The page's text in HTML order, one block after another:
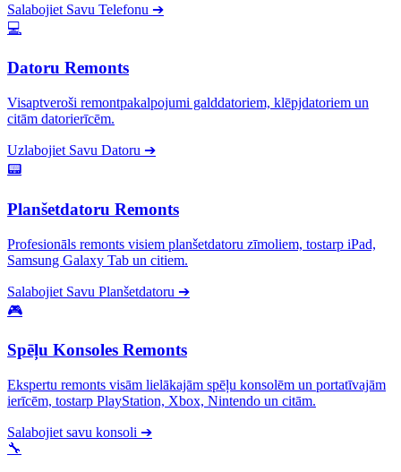
Salabojiet Savu Telefonu ➔
💻
Datoru Remonts
Visaptveroši remontpakalpojumi galddatoriem, klēpjdatoriem un
citām datorierīcēm.
Uzlabojiet Savu Datoru ➔
📟
Planšetdatoru Remonts
Profesionāls remonts visiem planšetdatoru zīmoliem, tostarp iPad,
Samsung Galaxy Tab un citiem.
Salabojiet Savu Planšetdatoru ➔
🎮
Spēļu Konsoles Remonts
Ekspertu remonts visām lielākajām spēļu konsolēm un portatīvajām
ierīcēm, tostarp PlayStation, Xbox, Nintendo un citām.
Salabojiet savu konsoli ➔
🔧